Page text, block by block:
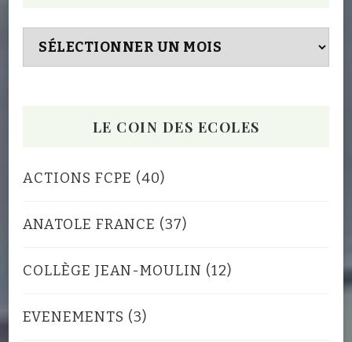
Archives
LE COIN DES ECOLES
ACTIONS FCPE (40)
ANATOLE FRANCE (37)
COLLÈGE JEAN-MOULIN (12)
EVENEMENTS (3)